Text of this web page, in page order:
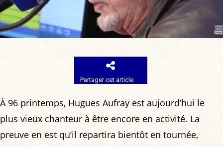
Partager cet article
À 96 printemps, Hugues Aufray est aujourd’hui le
plus vieux chanteur à être encore en activité. La
preuve en est qu’il repartira bientôt en tournée,